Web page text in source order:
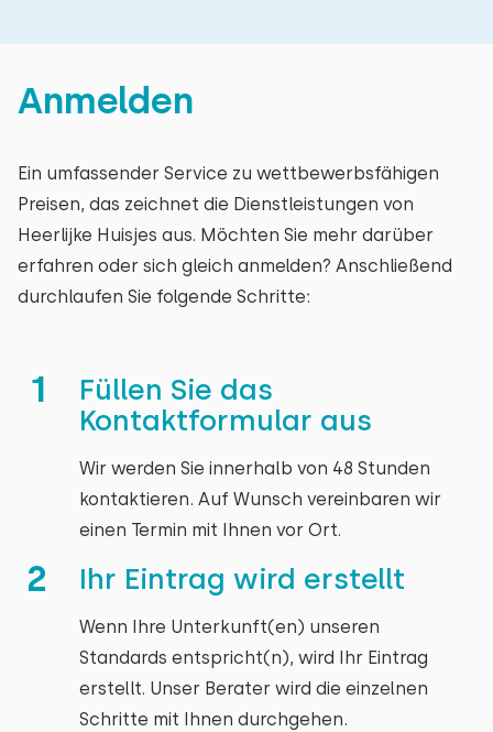
Anmelden
Ein umfassender Service zu wettbewerbsfähigen
Preisen, das zeichnet die Dienstleistungen von
Heerlijke Huisjes aus. Möchten Sie mehr darüber
erfahren oder sich gleich anmelden? Anschließend
durchlaufen Sie folgende Schritte:
1
Füllen Sie das
Kontaktformular aus
Wir werden Sie innerhalb von 48 Stunden
kontaktieren. Auf Wunsch vereinbaren wir
einen Termin mit Ihnen vor Ort.
2 Ihr Eintrag wird erstellt
Wenn Ihre Unterkunft(en) unseren
Standards entspricht(n), wird Ihr Eintrag
erstellt. Unser Berater wird die einzelnen
Schritte mit Ihnen durchgehen.